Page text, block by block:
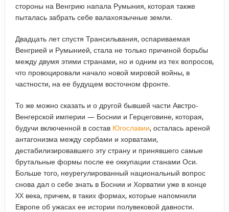
стороны на Венгрию напала Румыния, которая также
пыталась забрать себе валахоязычные земли.
Двадцать лет спустя Трансильвания, оспариваемая
Венгрией и Румынией, стала не только причиной борьбы
между двумя этими странами, но и одним из тех вопросов,
что провоцировали начало новой мировой войны, в
частности, на ее будущем восточном фронте.
То же можно сказать и о другой бывшей части Австро-
Венгерской империи — Боснии и Герцеговине, которая,
будучи включенной в состав Югославии, осталась ареной
антагонизма между сербами и хорватами,
дестабилизировавшего эту страну и принявшего самые
брутальные формы после ее оккупации станами Оси.
Больше того, неурегулированный национальный вопрос
снова дал о себе знать в Боснии и Хорватии уже в конце
XX века, причем, в таких формах, которые напомнили
Европе об ужасах ее истории полувековой давности.